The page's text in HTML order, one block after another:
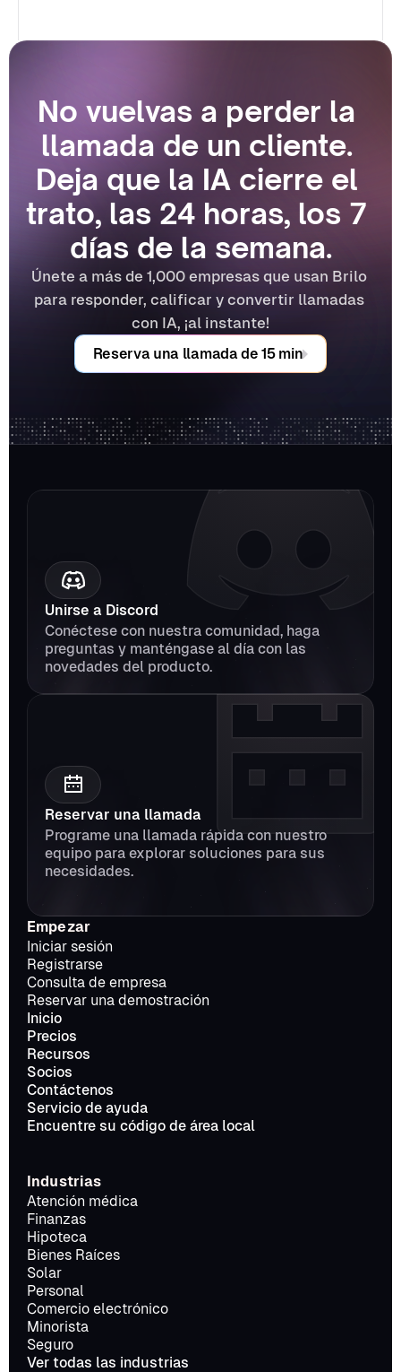
No vuelvas a perder la
llamada de un cliente.
Deja que la IA cierre el
trato, las 24 horas, los 7
días de la semana.
Únete a más de 1,000 empresas que usan Brilo
para responder, calificar y convertir llamadas
con IA, ¡al instante!
Reserva una llamada de 15 min
Unirse a Discord
Conéctese con nuestra comunidad, haga
preguntas y manténgase al día con las
novedades del producto.
Reservar una llamada
Programe una llamada rápida con nuestro
equipo para explorar soluciones para sus
necesidades.
Empezar
Iniciar sesión
Registrarse
Consulta de empresa
Reservar una demostración
Inicio
Precios
Recursos
Socios
Contáctenos
Servicio de ayuda
Encuentre su código de área local
Industrias
Atención médica
Finanzas
Hipoteca
Bienes Raíces
Solar
Personal
Comercio electrónico
Minorista
Seguro
Ver todas las industrias